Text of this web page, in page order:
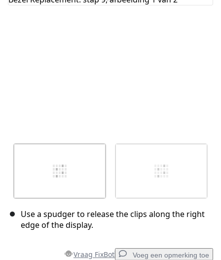
Use a spudger to release the clips along the right
edge of the display.
Vraag FixBot Voeg een opmerking toe